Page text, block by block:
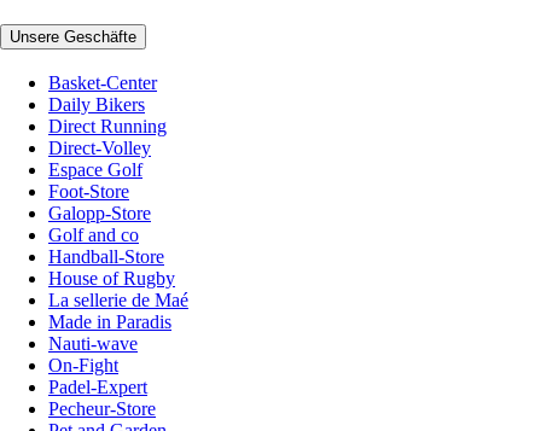
Unsere Geschäfte
Basket-Center
Daily Bikers
Direct Running
Direct-Volley
Espace Golf
Foot-Store
Galopp-Store
Golf and co
Handball-Store
House of Rugby
La sellerie de Maé
Made in Paradis
Nauti-wave
On-Fight
Padel-Expert
Pecheur-Store